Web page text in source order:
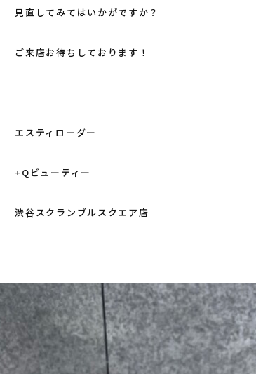
見直してみてはいかがですか？
ご来店お待ちしております！
エスティローダー
+Qビューティー
渋谷スクランブルスクエア店